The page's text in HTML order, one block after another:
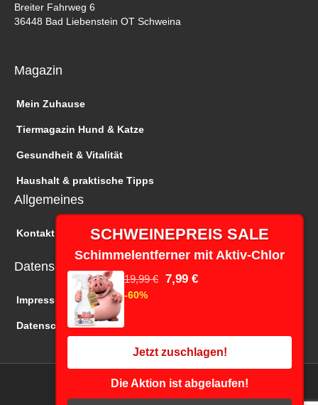
Breiter Fahrweg 6
36448 Bad Liebenstein OT Schweina
Magazin
Mein Zuhause
Tiermagazin Hund & Katze
Gesundheit & Vitalität
Haushalt & praktische Tipps
Allgemeines
Kontakt
Datenschutz
Impressum
Datenschutz
Copyright © 2026 Wir 24 TV | Online Shopping
SCHWEINEPREIS SALE
Schimmelentferner mit Aktiv-Chlor
19,99 € 7,99 €
-60%
Jetzt zuschlagen!
Die Aktion ist abgelaufen!